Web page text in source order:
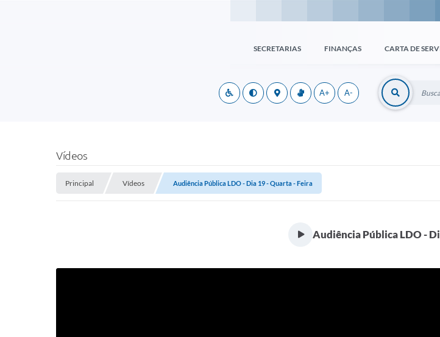
SECRETARIAS FINANÇAS CARTA DE
A+ A-
Vídeos
Principal Vídeos Audiência Pública LDO - Dia 19 - Quarta - Feira
Audiência Pública LDO -